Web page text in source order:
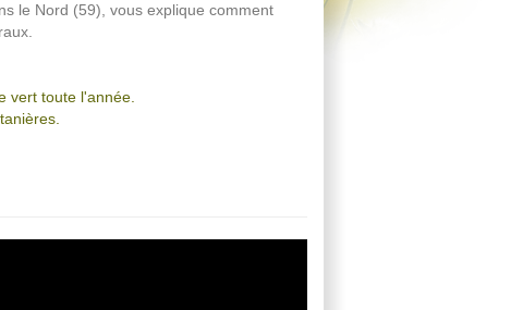
le Nord (59), vous explique comment
vert toute l'année.